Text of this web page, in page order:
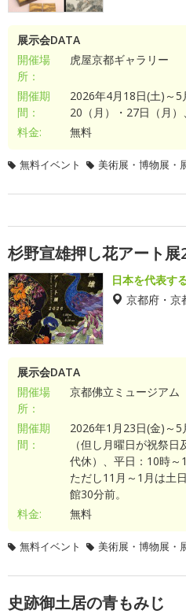
展示会DATA
開催場
所：
虎屋京都ギャラリー
開催期
間：
2026年4月18日(土)～5
20（月）・27日（月）
料金:
無料
無料イベント 美術展・博物展・
杉野宣雄押し花アート展
日本を代表す
京都府・京
展示会DATA
開催場
所：
京都佛立ミュージアム
開催期
間：
2026年1月23日(金)～
（但し月曜日が祝祭
代休）、平日：10時～
ただし11月～1月は土
館30分前。
料金:
無料
無料イベント 美術展・博物展・
史跡御土居の青もみじ